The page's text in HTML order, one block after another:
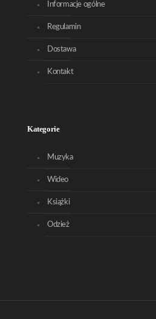
Informacje ogólne
Regulamin
Dostawa
Kontakt
Kategorie
Muzyka
Wideo
Książki
Odzież